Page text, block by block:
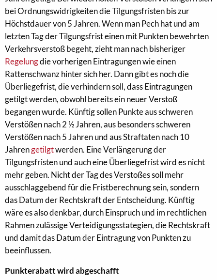
bei Ordnungswidrigkeiten die Tilgungsfristen bis zur
Höchstdauer von 5 Jahren. Wenn man Pech hat und am
letzten Tag der Tilgungsfrist einen mit Punkten bewehrten
Verkehrsverstoß begeht, zieht man nach bisheriger
Regelungdie vorherigen Eintragungen wie einen
Rattenschwanz hinter sich her. Dann gibt es noch die
Überliegefrist, die verhindern soll, dass Eintragungen
getilgt werden, obwohl bereits ein neuer Verstoß
begangen wurde. Künftig sollen Punkte aus schweren
Verstößen nach 2 ½ Jahren, aus besonders schweren
Verstößen nach 5 Jahren und aus Straftaten nach 10
Jahrengetilgtwerden. Eine Verlängerung der
Tilgungsfristen und auch eine Überliegefrist wird es nicht
mehr geben. Nicht der Tag des Verstoßes soll mehr
ausschlaggebend für die Fristberechnung sein, sondern
das Datum der Rechtskraft der Entscheidung. Künftig
wäre es also denkbar, durch Einspruch und im rechtlichen
Rahmen zulässige Verteidigungsstategien, die Rechtskraft
und damit das Datum der Eintragung von Punkten zu
beeinflussen.
Punkterabatt wird abgeschafft